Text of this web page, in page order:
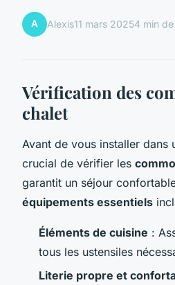
A Alexis11 mars 20254 min
Vérification des
chalet
Avant de vous installer dans
crucial de vérifier les
garantit un séjour
équipements essentiels
Éléments de cuisine :
tous les ustensiles
Literie propre et